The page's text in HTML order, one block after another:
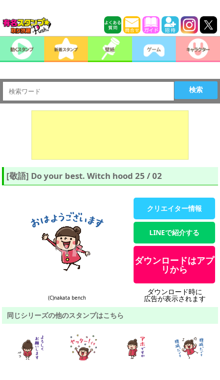
検索
[敬語] Do your best. Witch hood 25 / 02
(C)nakata bench
クリエイター情報
LINEで紹介する
ダウンロードはアプ
リから
ダウンロード時に
広告が表示されます
同じシリーズの他のスタンプはこちら